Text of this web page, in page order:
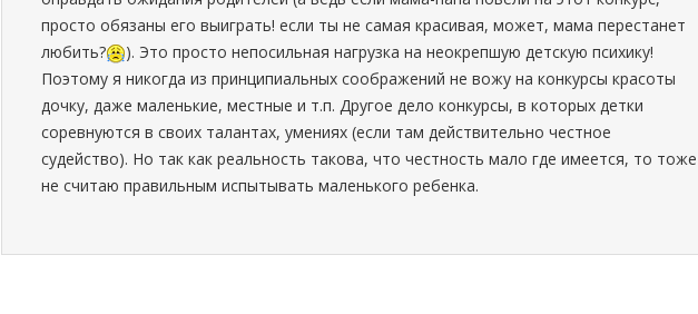
просто обязаны его выиграть! если ты не самая красивая, может, мама перестанет
любить?
). Это просто непосильная нагрузка на неокрепшую детскую психику!
Поэтому я никогда из принципиальных соображений не вожу на конкурсы красоты
дочку, даже маленькие, местные и т.п. Другое дело конкурсы, в которых детки
соревнуются в своих талантах, умениях (если там действительно честное
судейство). Но так как реальность такова, что честность мало где имеется, то тоже
не считаю правильным испытывать маленького ребенка.